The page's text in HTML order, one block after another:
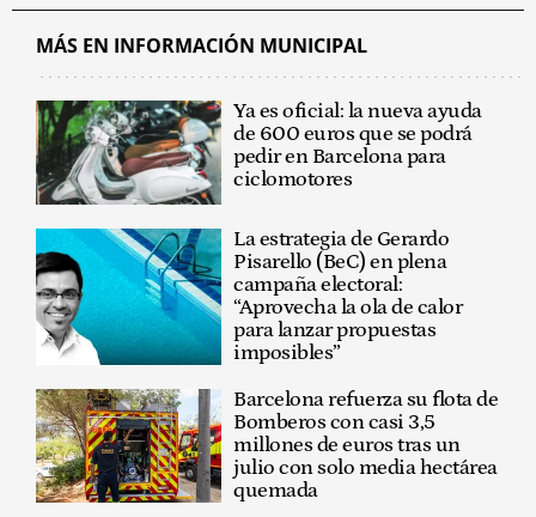
MÁS EN INFORMACIÓN MUNICIPAL
Ya es oficial: la nueva ayuda
de 600 euros que se podrá
pedir en Barcelona para
ciclomotores
La estrategia de Gerardo
Pisarello (BeC) en plena
campaña electoral:
“Aprovecha la ola de calor
para lanzar propuestas
imposibles”
Barcelona refuerza su flota de
Bomberos con casi 3,5
millones de euros tras un
julio con solo media hectárea
quemada